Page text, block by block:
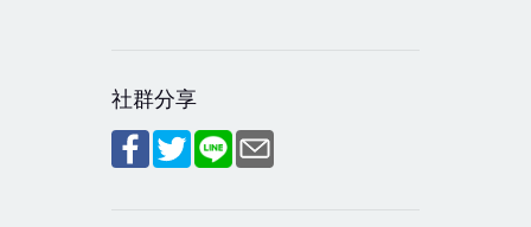
社群分享